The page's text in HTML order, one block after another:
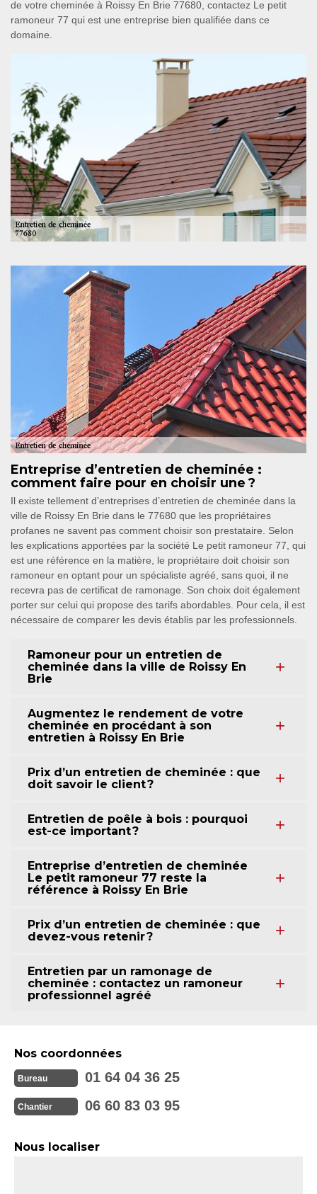
de votre cheminée à Roissy En Brie 77680, contactez Le petit
ramoneur 77 qui est une entreprise bien qualifiée dans ce
domaine.
Entreprise d’entretien de cheminée :
comment faire pour en choisir une ?
Il existe tellement d’entreprises d’entretien de cheminée dans la
ville de Roissy En Brie dans le 77680 que les propriétaires
profanes ne savent pas comment choisir son prestataire. Selon
les explications apportées par la société Le petit ramoneur 77, qui
est une référence en la matière, le propriétaire doit choisir son
ramoneur en optant pour un spécialiste agréé, sans quoi, il ne
recevra pas de certificat de ramonage. Son choix doit également
porter sur celui qui propose des tarifs abordables. Pour cela, il est
nécessaire de comparer les devis établis par les professionnels.
Ramoneur pour un entretien de
cheminée dans la ville de Roissy En
Brie
Augmentez le rendement de votre
cheminée en procédant à son
entretien à Roissy En Brie
Prix d’un entretien de cheminée : que
doit savoir le client ?
Entretien de poêle à bois : pourquoi
est-ce important ?
Entreprise d’entretien de cheminée
Le petit ramoneur 77 reste la
référence à Roissy En Brie
Prix d’un entretien de cheminée : que
devez-vous retenir ?
Entretien par un ramonage de
cheminée : contactez un ramoneur
professionnel agréé
Nos coordonnées
Bureau 01 64 04 36 25
Chantier 06 60 83 03 95
Nous localiser